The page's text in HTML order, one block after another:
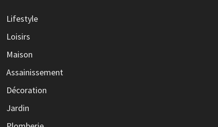
Lifestyle
Loisirs
Maison
Assainissement
Décoration
Jardin